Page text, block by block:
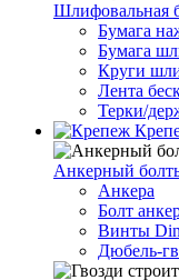
Шлифовальная
Бумага
Бумага
Круги
Лента
Терки/
Анкерный
Анкера
Болт
Винты
Дюбель-